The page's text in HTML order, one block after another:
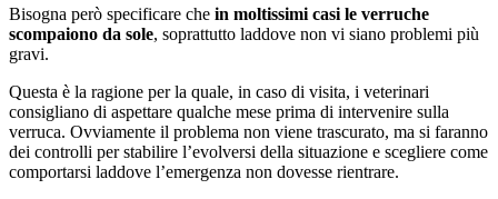
Bisogna però specificare che in moltissimi casi le verruche
scompaiono da sole, soprattutto laddove non vi siano problemi più
gravi.
Questa è la ragione per la quale, in caso di visita, i veterinari
consigliano di aspettare qualche mese prima di intervenire sulla
verruca. Ovviamente il problema non viene trascurato, ma si faranno
dei controlli per stabilire l’evolversi della situazione e scegliere come
comportarsi laddove l’emergenza non dovesse rientrare.